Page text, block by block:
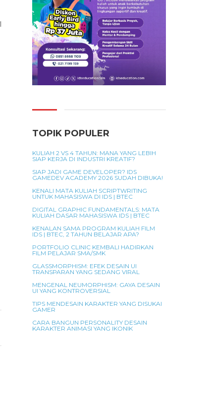
TOPIK POPULER
KULIAH 2 VS 4 TAHUN: MANA YANG LEBIH
SIAP KERJA DI INDUSTRI KREATIF?
SIAP JADI GAME DEVELOPER? IDS
GAMEDEV ACADEMY 2026 SUDAH DIBUKA!
KENALI MATA KULIAH SCRIPTWRITING
UNTUK MAHASISWA DI IDS | BTEC
DIGITAL GRAPHIC FUNDAMENTALS: MATA
KULIAH DASAR MAHASISWA IDS | BTEC
KENALAN SAMA PROGRAM KULIAH FILM
IDS | BTEC, 2 TAHUN BELAJAR APA?
PORTFOLIO CLINIC KEMBALI HADIRKAN
FILM PELAJAR SMA/SMK
GLASSMORPHISM: EFEK DESAIN UI
TRANSPARAN YANG SEDANG VIRAL
MENGENAL NEUMORPHISM: GAYA DESAIN
UI YANG KONTROVERSIAL
TIPS MENDESAIN KARAKTER YANG DISUKAI
GAMER
CARA BANGUN PERSONALITY DESAIN
KARAKTER ANIMASI YANG IKONIK